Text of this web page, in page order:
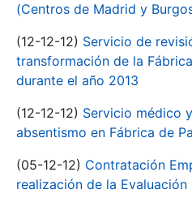
(Centros de Madrid y
(12-12-12) Servicio de
transformación de la
durante el año 2013
(12-12-12) Servicio médico
absentismo en Fábrica de
(05-12-12) Contratación
realización de la